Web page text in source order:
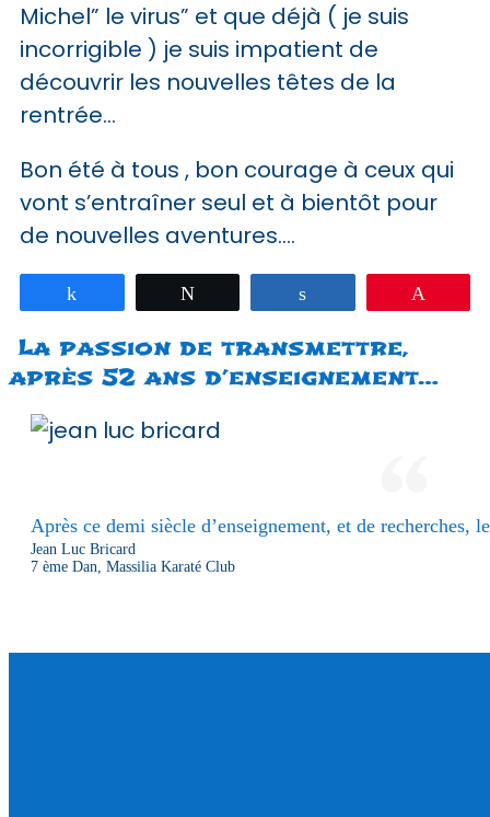
Michel” le virus” et que déjà ( je suis
incorrigible ) je suis impatient de
découvrir les nouvelles têtes de la
rentrée…
Bon été à tous , bon courage à ceux qui
vont s’entraîner seul et à bientôt pour
de nouvelles aventures….
La passion de transmettre,
après 52 ans d’enseignement…
Après ce demi siècle d’enseignement, et de recherches,
Jean Luc Bricard
7 ème Dan, Massilia Karaté Club